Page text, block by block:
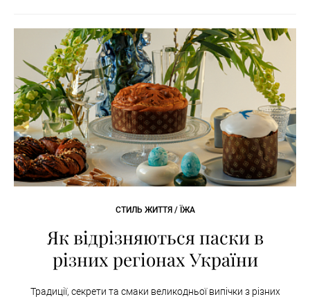
СТИЛЬ ЖИТТЯ / ЇЖА
Як відрізняються паски в
різних регіонах України
Традиції, секрети та смаки великодньої випічки з різних